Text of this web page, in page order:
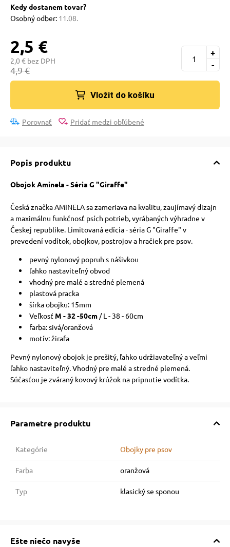
mačky
mačky
podložky
poukazy
Kedy dostanem tovar?
Osobný odber: 11.08.
2,5 €
2,0 € bez DPH
4,9 € -
+
Vložit do košíku
Porovnať Pridať medzi obľúbené
Popis produktu
Obojok Aminela - Séria G "Giraffe"
Česká značka AMINELA sa zameriava na kvalitu, zaujímavý dizajn
a maximálnu funkčnosť psích potrieb, vyrábaných výhradne v
Českej republike. Limitovaná edícia - séria G "Giraffe" v
prevedení vodítok, obojkov, postrojov a hračiek pre psov.
pevný nylonový popruh s nášivkou
ľahko nastaviteľný obvod
vhodný pre malé a stredné plemená
plastová pracka
šírka obojku: 15mm
Veľkosť M - 32 -50cm / L - 38 - 60cm
farba: sivá/oranžová
motív: žirafa
Pevný nylonový obojok je prešitý, ľahko udržiavateľný a veľmi
ľahko nastaviteľný. Vhodný pre malé a stredné plemená.
Súčasťou je zváraný kovový krúžok na pripnutie vodítka.
Parametre produktu
Kategórie Obojky pre psov
Farba oranžová
Typ klasický se sponou
Ešte niečo navyše